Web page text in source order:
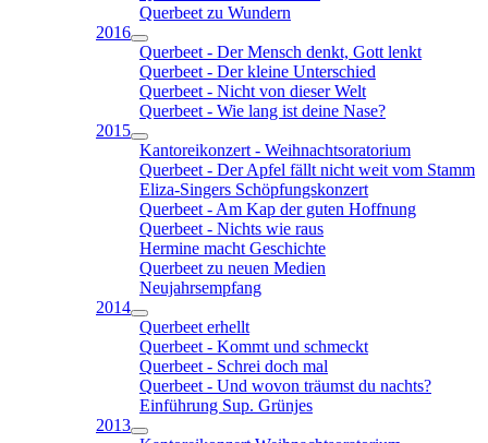
Querbeet zu Wundern
2016
Querbeet - Der Mensch denkt, Gott lenkt
Querbeet - Der kleine Unterschied
Querbeet - Nicht von dieser Welt
Querbeet - Wie lang ist deine Nase?
2015
Kantoreikonzert - Weihnachtsoratorium
Querbeet - Der Apfel fällt nicht weit vom Stamm
Eliza-Singers Schöpfungskonzert
Querbeet - Am Kap der guten Hoffnung
Querbeet - Nichts wie raus
Hermine macht Geschichte
Querbeet zu neuen Medien
Neujahrsempfang
2014
Querbeet erhellt
Querbeet - Kommt und schmeckt
Querbeet - Schrei doch mal
Querbeet - Und wovon träumst du nachts?
Einführung Sup. Grünjes
2013